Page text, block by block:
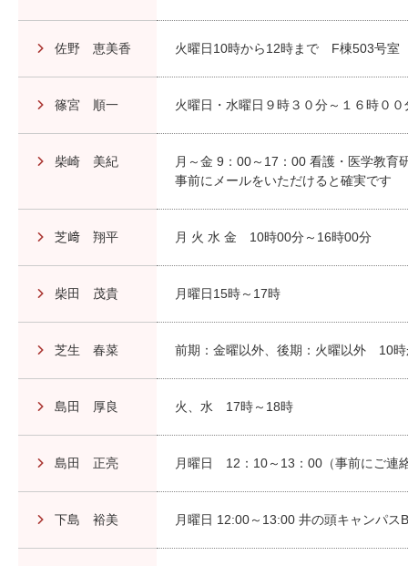
佐野 恵美香 火曜日10時から12時まで F棟503号室
篠宮 順一 火曜日・水曜日９時３０分～１６時００
柴崎 美紀
月～金 9：00～17：00 看護・医学教育
事前にメールをいただけると確実です
芝﨑 翔平 月 火 水 金 10時00分～16時00分
柴田 茂貴 月曜日15時～17時
芝生 春菜 前期：金曜以外、後期：火曜以外 10
島田 厚良 火、水 17時～18時
島田 正亮 月曜日 12：10～13：00（事前にご連
下島 裕美 月曜日 12:00～13:00 井の頭キャンパス